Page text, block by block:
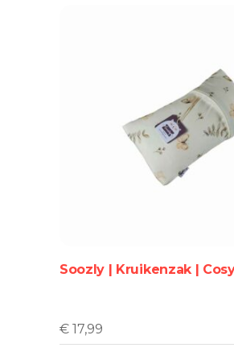
Soozly | Kruikenzak |
€ 17,99